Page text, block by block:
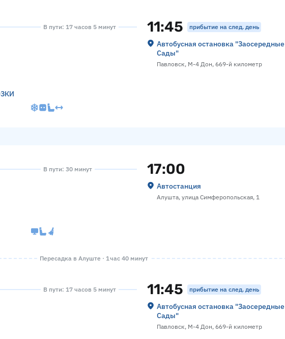
В пути: 17 часов 5 минут 11:45 прибытие на след. день
Автобусная остановка "Заосередные
Сады"
Павловск, М-4 Дон, 669-й километр
В пути: 30 минут 17:00
Автостанция
Алушта, улица Симферопольская, 1
Пересадка в Алуште · 1 час 40 минут
В пути: 17 часов 5 минут 11:45 прибытие на след. день
Автобусная остановка "Заосередные
Сады"
Павловск, М-4 Дон, 669-й километр